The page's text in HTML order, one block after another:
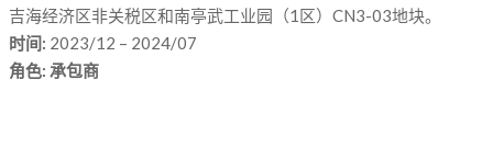
吉海经济区非关税区和南亭武工业园（1区）CN3-03地块。
时间: 2023/12 – 2024/07
角色: 承包商